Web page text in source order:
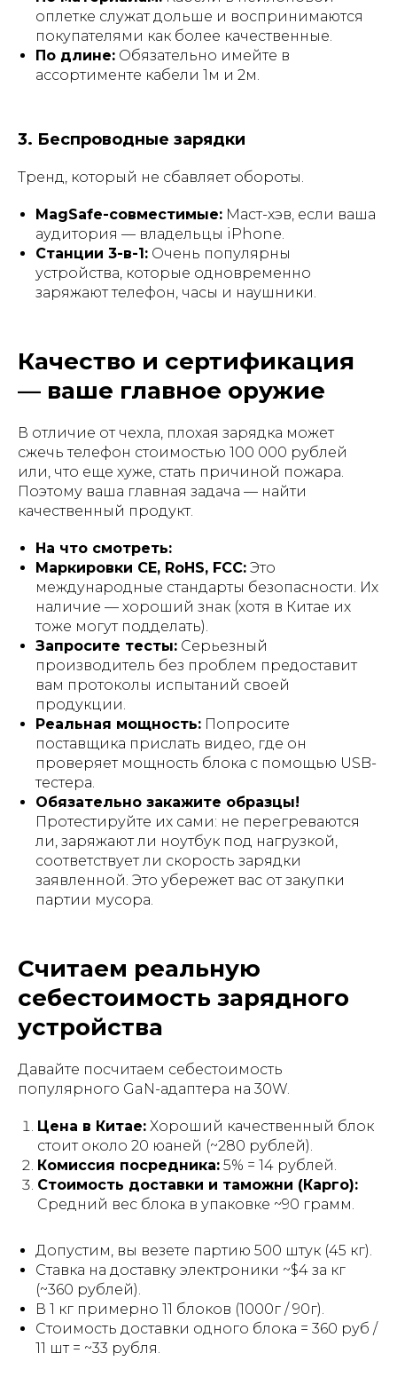
оплетке служат дольше и воспринимаются
покупателями как более качественные.
По длине: Обязательно имейте в
ассортименте кабели 1м и 2м.
3. Беспроводные зарядки
Тренд, который не сбавляет обороты.
MagSafe-совместимые: Маст-хэв, если ваша
аудитория — владельцы iPhone.
Станции 3-в-1: Очень популярны
устройства, которые одновременно
заряжают телефон, часы и наушники.
Качество и сертификация
— ваше главное оружие
В отличие от чехла, плохая зарядка может
сжечь телефон стоимостью 100 000 рублей
или, что еще хуже, стать причиной пожара.
Поэтому ваша главная задача — найти
качественный продукт.
На что смотреть:
Маркировки CE, RoHS, FCC: Это
международные стандарты безопасности. Их
наличие — хороший знак (хотя в Китае их
тоже могут подделать).
Запросите тесты: Серьезный
производитель без проблем предоставит
вам протоколы испытаний своей
продукции.
Реальная мощность: Попросите
поставщика прислать видео, где он
проверяет мощность блока с помощью USB-
тестера.
Обязательно закажите образцы!
Протестируйте их сами: не перегреваются
ли, заряжают ли ноутбук под нагрузкой,
соответствует ли скорость зарядки
заявленной. Это убережет вас от закупки
партии мусора.
Считаем реальную
себестоимость зарядного
устройства
Давайте посчитаем себестоимость
популярного GaN-адаптера на 30W.
Цена в Китае: Хороший качественный блок
стоит около 20 юаней (~280 рублей).
Комиссия посредника: 5% = 14 рублей.
Стоимость доставки и таможни (Карго):
Средний вес блока в упаковке ~90 грамм.
Допустим, вы везете партию 500 штук (45 кг).
Ставка на доставку электроники ~$4 за кг
(~360 рублей).
В 1 кг примерно 11 блоков (1000г / 90г).
Стоимость доставки одного блока = 360 руб /
11 шт = ~33 рубля.